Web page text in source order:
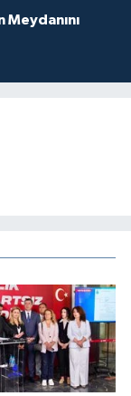
Meydanını